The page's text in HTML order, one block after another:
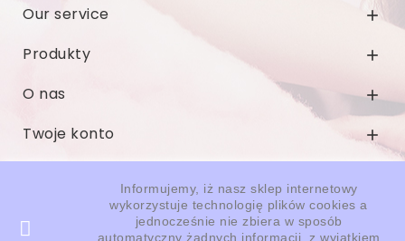
Our service 
Produkty 
O nas 
Twoje konto 
Informujemy, iż nasz sklep internetowy
wykorzystuje technologię plików cookies a
jednocześnie nie zbiera w sposób
automatyczny żadnych informacji, z wyjątkiem